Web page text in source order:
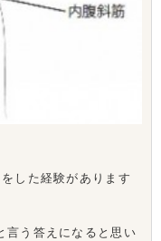
した経験があります
言う答えになると思い